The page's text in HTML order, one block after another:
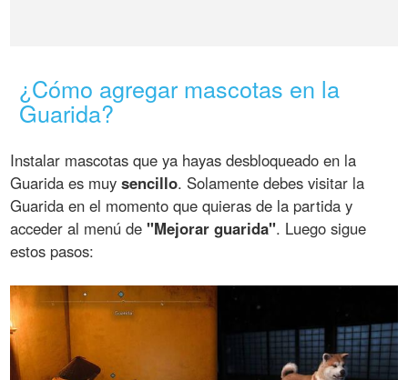
¿Cómo agregar mascotas en la
Guarida?
Instalar mascotas que ya hayas desbloqueado en la
Guarida es muysencillo. Solamente debes visitar la
Guarida en el momento que quieras de la partida y
acceder al menú de"Mejorar guarida". Luego sigue
estos pasos: